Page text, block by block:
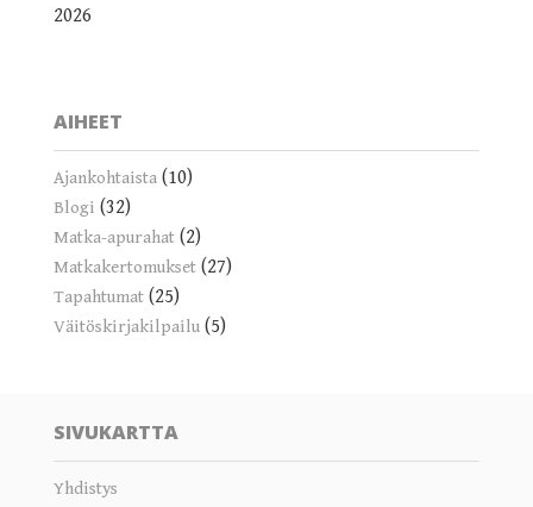
2026
AIHEET
Ajankohtaista (10)
Blogi (32)
Matka-apurahat (2)
Matkakertomukset (27)
Tapahtumat (25)
Väitöskirjakilpailu (5)
SIVUKARTTA
Yhdistys